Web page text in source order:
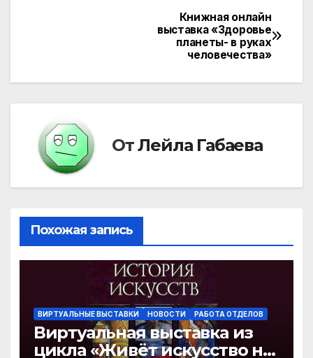
записям
Книжная онлайн
выставка «Здоровье
планеты- в руках
человечества»
ОтЛейла Габаева
Похожая запись
ВИРТУАЛЬНЫЕ ВЫСТАВКИ НОВОСТИ РАБОТА ОТДЕЛОВ
Виртуальная выставка из
цикла «Живёт искусство на